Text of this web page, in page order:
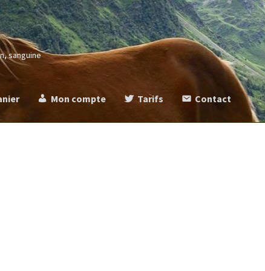
sanguine
Mon compte Tarifs Contact